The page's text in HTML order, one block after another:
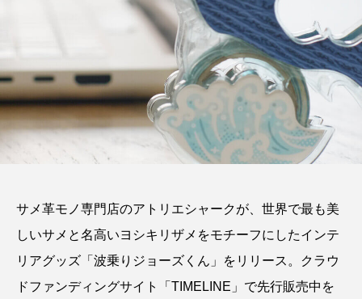
サメ革モノ専門店のアトリエシャークが、世界で最も美
しいサメと名高いヨシキリザメをモチーフにしたインテ
リアグッズ「波乗りジョーズくん」をリリース。クラウ
ドファンディングサイト「TIMELINE」で先行販売中を